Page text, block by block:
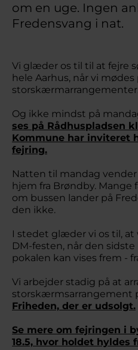
om en uge. Ingen
Fredensvang i nat.
Vi glæder os til til at fejre
hele Aarhus, når vi
Og ikke mindst på
ses på Rådhuspladsen
Kommune har inviteret
fejring.
Natten til mandag
hjem fra Brøndby. Mange
om bussen lander på
den ikke.
I stedet glæder vi os til, at
DM-festen, når den
pokalen kan vises frem -
Vi arbejder stadig på at
storskærmsarrangement
Friheden, der er udsolgt.
Se mere om fejringen i
18.5, hvor holdet hyldes